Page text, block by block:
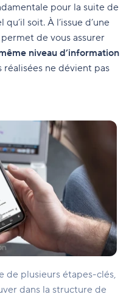
pour la suite de
soit. À l’issue d’une
de vous assurer
niveau d’information
réalisées ne dévient pas
de plusieurs étapes-clés,
dans la structure de